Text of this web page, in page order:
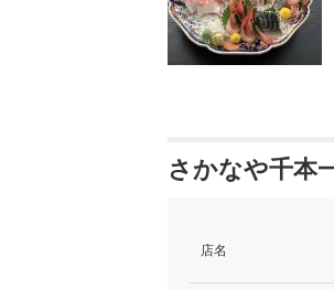
さかなや千本
店名